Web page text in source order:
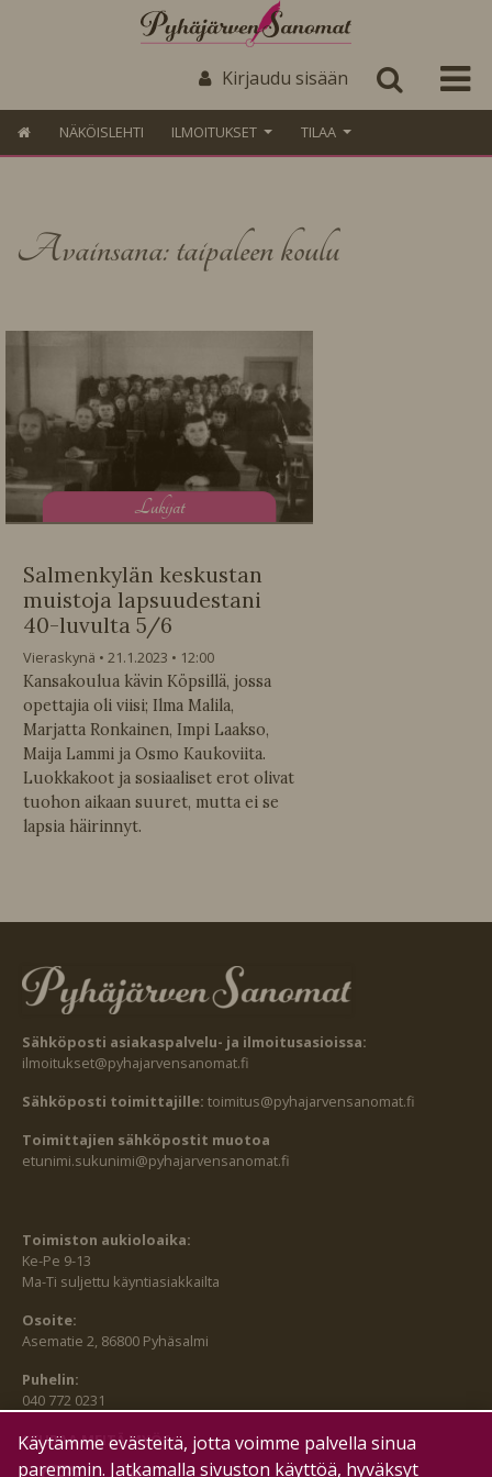
Kirjaudu sisään
NÄKÖISLEHTI ILMOITUKSET TILAA
Avainsana: taipaleen koulu
Lukijat
Salmenkylän keskustan
muistoja lapsuudestani
40-luvulta 5/6
Vieraskynä 21.1.2023
12:00
Kansakoulua kävin Köpsillä, jossa
opettajia oli viisi; Ilma Malila,
Marjatta Ronkainen, Impi Laakso,
Maija Lammi ja Osmo Kaukoviita.
Luokkakoot ja sosiaaliset erot olivat
tuohon aikaan suuret, mutta ei se
lapsia häirinnyt.
Sähköposti asiakaspalvelu- ja ilmoitusasioissa:
ilmoitukset@pyhajarvensanomat.fi
Sähköposti toimittajille: toimitus@pyhajarvensanomat.fi
Toimittajien sähköpostit muotoa
etunimi.sukunimi@pyhajarvensanomat.fi
Toimiston aukioloaika:
Ke-Pe 9-13
Ma-Ti suljettu käyntiasiakkailta
Osoite:
Asematie 2, 86800 Pyhäsalmi
Puhelin:
040 772 0231
SEURAA MEITÄ MYÖS:
Käytämme evästeitä, jotta voimme palvella sinua
paremmin. Jatkamalla sivuston käyttöä, hyväksyt